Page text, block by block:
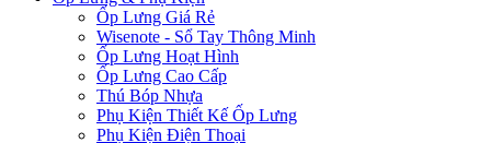
Ốp Lưng Giá Rẻ
Wisenote - Sổ Tay Thông Minh
Ốp Lưng Hoạt Hình
Ốp Lưng Cao Cấp
Thú Bóp Nhựa
Phụ Kiện Thiết Kế Ốp Lưng
Phụ Kiện Điện Thoại